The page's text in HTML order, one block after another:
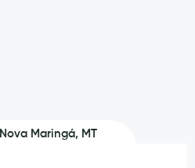
Nova Maringá, MT